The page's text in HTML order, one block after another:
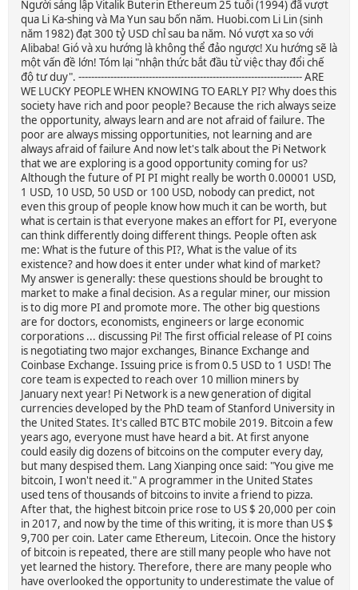
Người sáng lập Vitalik Buterin Ethereum 25 tuổi (1994) đã vượt
qua Li Ka-shing và Ma Yun sau bốn năm. Huobi.com Li Lin (sinh
năm 1982) đạt 300 tỷ USD chỉ sau ba năm. Nó vượt xa so với
Alibaba! Gió và xu hướng là không thể đảo ngược! Xu hướng sẽ là
một vấn đề lớn! Tóm lại "nhận thức bắt đầu từ việc thay đổi chế
độ tư duy". ---------------------------------------------------------------------- ARE
WE LUCKY PEOPLE WHEN KNOWING TO EARLY PI? Why does this
society have rich and poor people? Because the rich always seize
the opportunity, always learn and are not afraid of failure. The
poor are always missing opportunities, not learning and are
always afraid of failure And now let's talk about the Pi Network
that we are exploring is a good opportunity coming for us?
Although the future of PI PI might really be worth 0.00001 USD,
1 USD, 10 USD, 50 USD or 100 USD, nobody can predict, not
even this group of people know how much it can be worth, but
what is certain is that everyone makes an effort for PI, everyone
can think differently doing different things. People often ask
me: What is the future of this PI?, What is the value of its
existence? and how does it enter under what kind of market?
My answer is generally: these questions should be brought to
market to make a final decision. As a regular miner, our mission
is to dig more PI and promote more. The other big questions
are for doctors, economists, engineers or large economic
corporations ... discussing Pi! The first official release of PI coins
is negotiating two major exchanges, Binance Exchange and
Coinbase Exchange. Issuing price is from 0.5 USD to 1 USD! The
core team is expected to reach over 10 million miners by
January next year! Pi Network is a new generation of digital
currencies developed by the PhD team of Stanford University in
the United States. It's called BTC BTC mobile 2019. Bitcoin a few
years ago, everyone must have heard a bit. At first anyone
could easily dig dozens of bitcoins on the computer every day,
but many despised them. Lang Xianping once said: "You give me
bitcoin, I won't need it." A programmer in the United States
used tens of thousands of bitcoins to invite a friend to pizza.
After that, the highest bitcoin price rose to US $ 20,000 per coin
in 2017, and now by the time of this writing, it is more than US $
9,700 per coin. Later came Ethereum, Litecoin. Once the history
of bitcoin is repeated, there are still many people who have not
yet learned the history. Therefore, there are many people who
have overlooked the opportunity to underestimate the value of